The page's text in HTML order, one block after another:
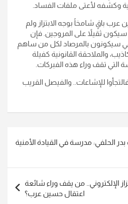
وكشفه لأعتى ملفات الفساد.
عرب باقٍ شامخاً بوجه الابتزاز ولم
سيكون ثقيلاً على المروجين. فإن
سيكونون بالمرصاد لكل من ساهم
والملاحقة القانونية كفيلة
التي تقف وراء هذه الفبركات.
للإشاعات.. والفيصل القريب
الحلفي: مدرسة في القيادة الأمنية
الإلكتروني.. من يقف وراء شائعة
اعتقال حسين عرب؟​